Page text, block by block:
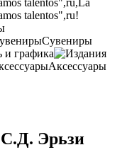
talentos",ru,La
talentos",ru!
Сувениры
графика
Аксессуары
С.Д. Эрьзи